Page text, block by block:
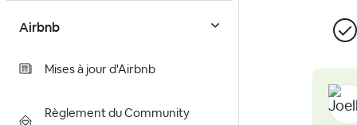
Airbnb
Mises à jour d'Airbnb
Règlement du Community